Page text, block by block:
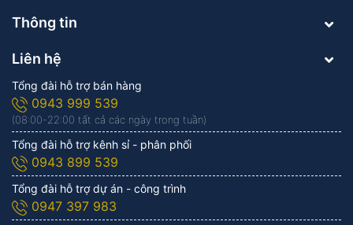
Thông tin
Liên hệ
Tổng đài hỗ trợ bán hàng
0943 999 539
(08:00-22:00 tất cả các ngày trong tuần)
Tổng đài hỗ trợ kênh sỉ - phân phối
0943 899 539
Tổng đài hỗ trợ dự án - công trình
0947 397 983